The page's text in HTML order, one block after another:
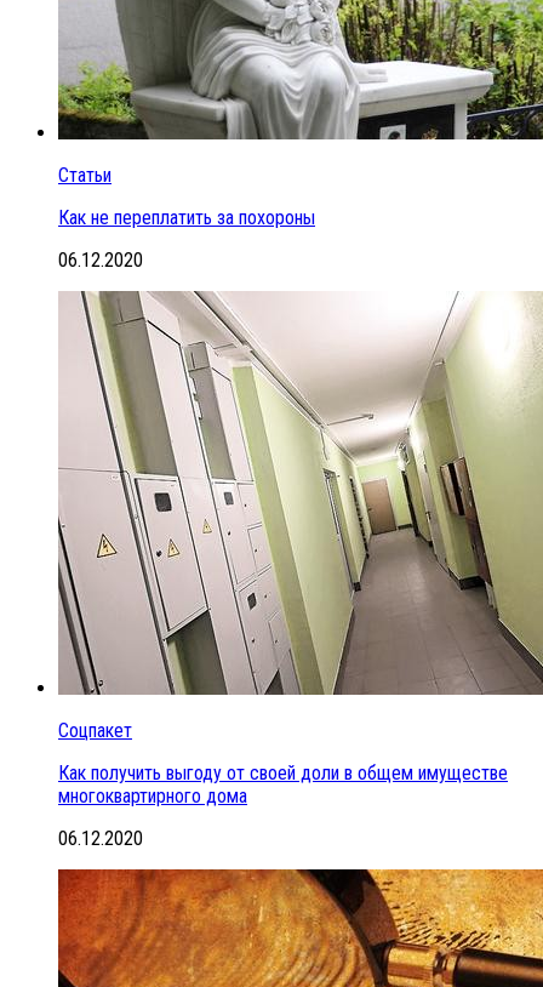
Статьи
Как не переплатить за похороны
06.12.2020
Соцпакет
Как получить выгоду от своей доли в общем имуществе
многоквартирного дома
06.12.2020